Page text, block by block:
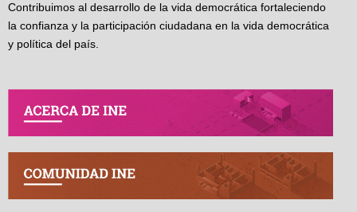
Contribuimos al desarrollo de la vida democrática fortaleciendo
la confianza y la participación ciudadana en la vida democrática
y política del país.